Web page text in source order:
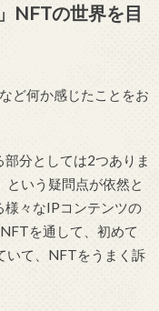
NFTの世界を目
ど何か感じたことをお
部分としては2つありま
いう疑問点が依然と
様々なIPコンテンツの
を通して、初めて
いて、NFTをうまく訴